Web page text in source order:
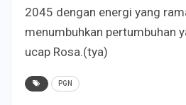
2045 dengan energi yang
menumbuhkan pertumbuhan
ucap Rosa.(tya)
PGN